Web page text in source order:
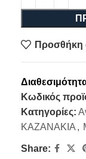
Προσθήκη
Κωδικός
Κατηγορίες:
ΚΑΖΑΝΑΚΙΑ ,
Share: